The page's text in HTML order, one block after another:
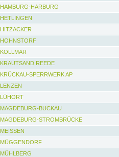
HAMBURG-HARBURG
HETLINGEN
HITZACKER
HOHNSTORF
KOLLMAR
KRAUTSAND REEDE
KRÜCKAU-SPERRWERK AP
LENZEN
LÜHORT
MAGDEBURG-BUCKAU
MAGDEBURG-STROMBRÜCKE
MEISSEN
MÜGGENDORF
MÜHLBERG